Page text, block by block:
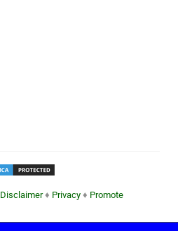
Disclaimer♦ Privacy ♦ Promote